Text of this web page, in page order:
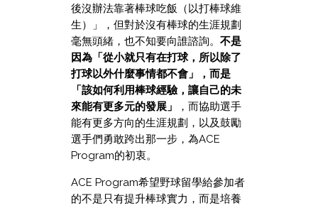
後沒辦法靠著棒球吃飯（以打棒球維
生）」，但對於沒有棒球的生涯規劃
毫無頭緒，也不知要向誰諮詢。 不是
因為「從小就只有在打球，所以除了
打球以外什麼事情都不會」，而是
「該如何利用棒球經驗，讓自己的未
來能有更多元的發展」
，而協助選手
能有更多方向的生涯規劃，以及鼓勵
選手們勇敢跨出那一步，為ACE
Program的初衷。
ACE Program希望野球留學給參加者
的不是只有提升棒球實力，而是培養